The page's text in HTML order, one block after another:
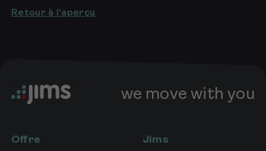
Retour à l'aperçu
we move with you
Offre Jims